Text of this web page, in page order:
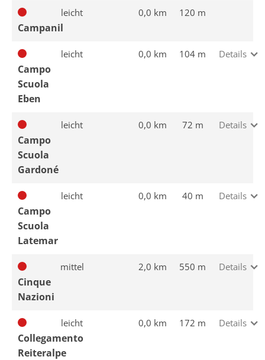
Campanil
leicht 0,0 km 120 m
Campo
Scuola
Eben
leicht 0,0 km 104 m Details
Campo
Scuola
Gardoné
leicht 0,0 km 72 m Details
Campo
Scuola
Latemar
leicht 0,0 km 40 m Details
Cinque
Nazioni
mittel 2,0 km 550 m Details
Collegamento
Reiteralpe
leicht 0,0 km 172 m Details